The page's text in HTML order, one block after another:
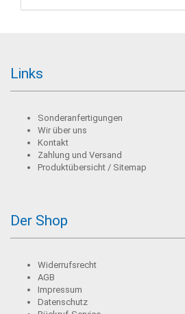
Links
Sonderanfertigungen
Wir über uns
Kontakt
Zahlung und Versand
Produktübersicht / Sitemap
Der Shop
Widerrufsrecht
AGB
Impressum
Datenschutz